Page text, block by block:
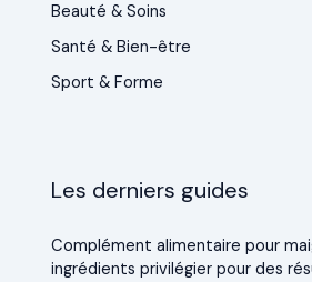
Beauté & Soins
Santé & Bien-être
Sport & Forme
Les derniers guides
Complément alimentaire pour
ingrédients privilégier pour des